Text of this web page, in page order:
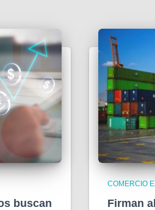
buscan
COMERCIO
Firman